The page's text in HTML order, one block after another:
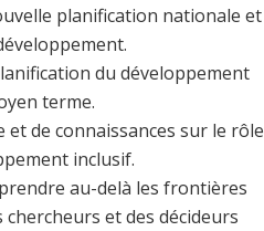
planification nationale et
du développement
terme.
de connaissances sur le rôle
inclusif.
au-delà les frontières
et des décideurs